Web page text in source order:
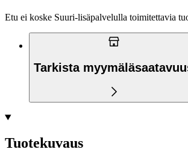
Etu ei koske Suuri‑lisäpalvelulla toimitettavia
Tarkista
Tuotekuvaus